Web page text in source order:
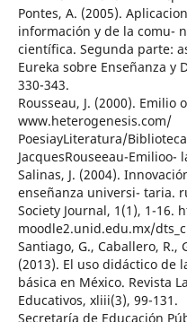
Pontes, A. (2005).
información y de la comu-
científica. Segunda parte:
Eureka sobre Enseñanza y
330-343.
Rousseau, J. (2000). Emilio
www.heterogenesis.com/
PoesiayLiteratura/
JacquesRouseeau-Emilioo-
Salinas, J. (2004).
enseñanza universi- taria.
Society Journal, 1(1), 1-16.
moodle2.unid.edu.mx/
Santiago, G., Caballero, R.,
(2013). El uso didáctico de
básica en México. Revista
Educativos, xliii(3), 99-131.
Secretaría de Educación